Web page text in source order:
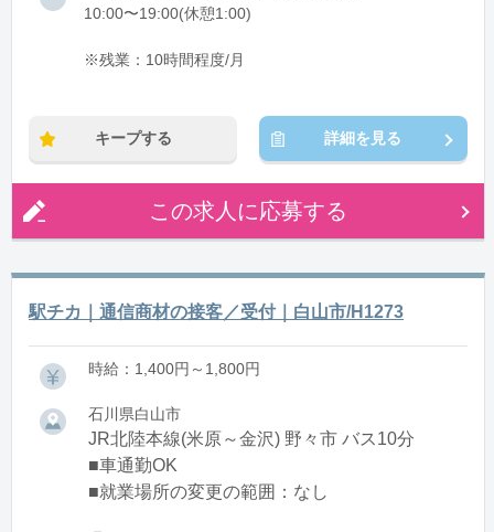
10:00〜19:00(休憩1:00)
※残業：10時間程度/月
キープする 詳細を見る
この求人に応募する
駅チカ｜通信商材の接客／受付｜白山市/H1273
時給：1,400円～1,800円
石川県白山市
JR北陸本線(米原～金沢) 野々市 バス10分
■車通勤OK
■就業場所の変更の範囲：なし